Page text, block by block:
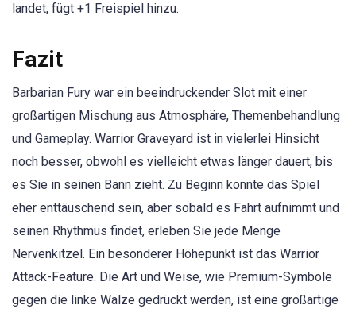
landet, fügt +1 Freispiel hinzu.
Fazit
Barbarian Fury war ein beeindruckender Slot mit einer
großartigen Mischung aus Atmosphäre, Themenbehandlung
und Gameplay. Warrior Graveyard ist in vielerlei Hinsicht
noch besser, obwohl es vielleicht etwas länger dauert, bis
es Sie in seinen Bann zieht. Zu Beginn konnte das Spiel
eher enttäuschend sein, aber sobald es Fahrt aufnimmt und
seinen Rhythmus findet, erleben Sie jede Menge
Nervenkitzel. Ein besonderer Höhepunkt ist das Warrior
Attack-Feature. Die Art und Weise, wie Premium-Symbole
gegen die linke Walze gedrückt werden, ist eine großartige